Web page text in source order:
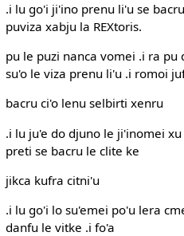
.i lu go'i ji'ino prenu li'u se
puviza xabju la REXtoris.
pu le puzi nanca vomei .i ra pu
su'o le viza prenu li'u .i romoi
bacru ci'o lenu selbirti xenru
.i lu ju'e do djuno le ji'inomei
preti se bacru le clite ke
jikca kufra citni'u
.i lu go'i lo su'emei po'u lera
danfu le vitke .i fo'a